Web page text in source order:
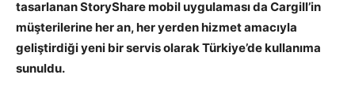
tasarlanan StoryShare mobil uygulaması da Cargill’in
müşterilerine her an, her yerden hizmet amacıyla
geliştirdiği yeni bir servis olarak Türkiye’de kullanıma
sunuldu.